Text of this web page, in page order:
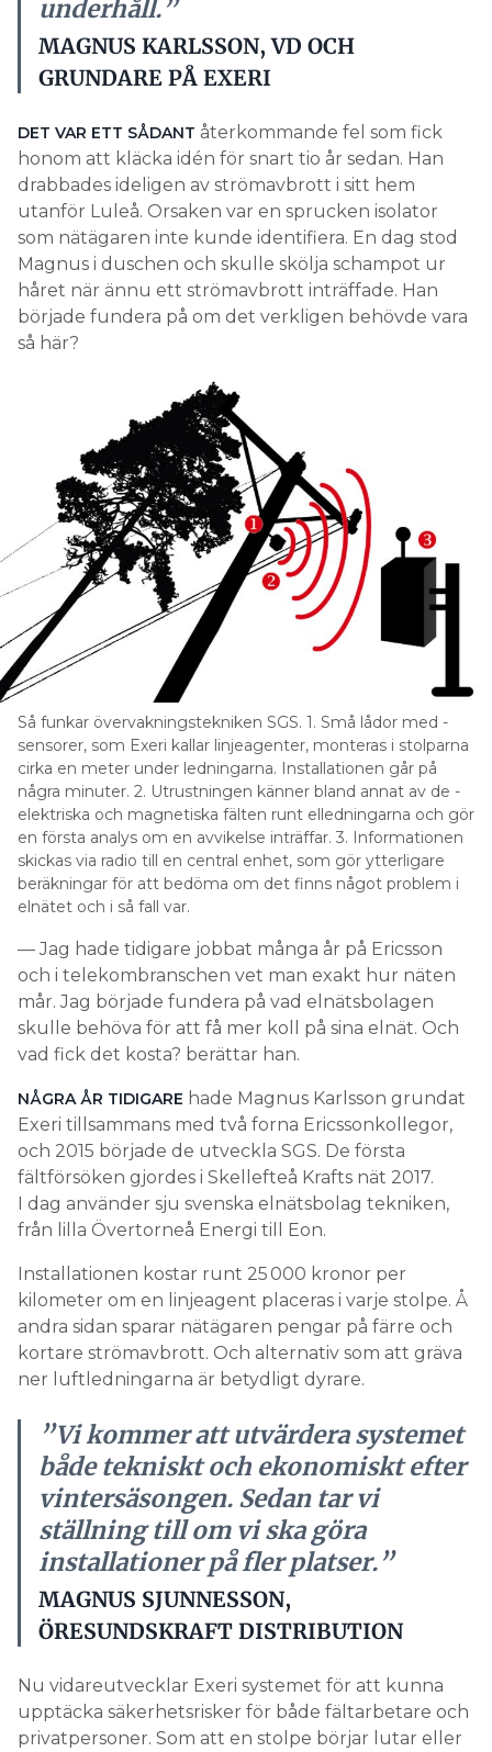
underhåll.”
MAGNUS KARLSSON, VD OCH
GRUNDARE PÅ EXERI
DET VAR ETT SÅDANT återkommande fel som fick
honom att kläcka idén för snart tio år sedan. Han
drabbades ideligen av strömavbrott i sitt hem
utanför Luleå. Orsaken var en sprucken isolator
som nätägaren inte kunde identifiera. En dag stod
Magnus i duschen och skulle skölja schampot ur
håret när ännu ett strömavbrott inträffade. Han
började fundera på om det verkligen behövde vara
så här?
Så funkar övervakningstekniken SGS. 1. Små lådor med ­
sensorer, som Exeri kallar linjeagenter, ­monteras i stolparna
cirka en meter under ­ledningarna. Installationen går på
några minuter. 2. Utrustningen känner bland annat av de ­
elektriska och magnetiska fälten runt elledningarna och gör
en ­första analys om en ­avvikelse inträffar. 3. Informationen
skickas via radio till en central enhet, som gör ytterligare
beräkningar för att bedöma om det finns något problem i
elnätet och i så fall var.
— Jag hade tidigare jobbat många år på Ericsson
och i telekombranschen vet man exakt hur näten
mår. Jag började fundera på vad elnätsbolagen
skulle behöva för att få mer koll på sina elnät. Och
vad fick det kosta? berättar han.
NÅGRA ÅR TIDIGARE hade Magnus Karlsson grundat
Exeri tillsammans med två forna Ericssonkollegor,
och 2015 började de utveckla SGS. De första
fältförsöken gjordes i Skellefteå Krafts nät 2017.
I dag använder sju svenska elnätsbolag tekniken,
från lilla Övertorneå Energi till Eon.
Installationen kostar runt 25 000 kronor per
kilometer om en linjeagent placeras i varje stolpe. Å
andra sidan sparar nätägaren pengar på färre och
kortare strömavbrott. Och alternativ som att gräva
ner luftledningarna är betydligt dyrare.
”Vi kommer att utvärdera systemet
både tekniskt och ekonomiskt efter
vintersäsongen. Sedan tar vi
ställning till om vi ska göra
installationer på fler platser.”
MAGNUS SJUNNESSON,
ÖRESUNDSKRAFT DISTRIBUTION
Nu vidareutvecklar Exeri systemet för att kunna
upptäcka säkerhetsrisker för både fältarbetare och
privatpersoner. Som att en stolpe börjar lutar eller